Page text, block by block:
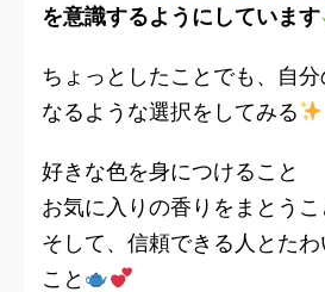
を意識するようにしています
ちょっとしたことでも、自分
なるような選択をしてみる
好きな色を身につけること
お気に入りの香りをまとうこ
そして、信頼できる人とた
こと